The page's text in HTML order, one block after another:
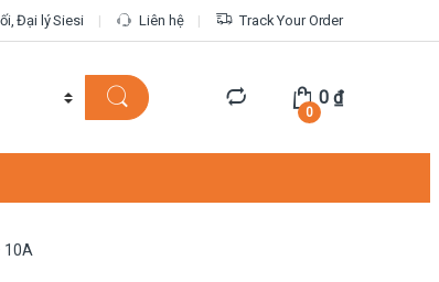
Đại lý Siesi Liên hệ Track Your Order
0
0₫
10A